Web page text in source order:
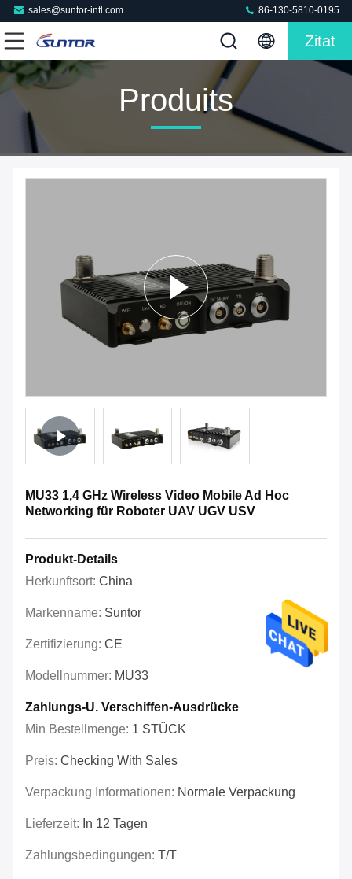
sales@suntor-intl.com 86-130-5810-0195
Zitat
Produits
MU33 1,4 GHz Wireless Video Mobile Ad Hoc
Networking für Roboter UAV UGV USV
Produkt-Details
Herkunftsort: China
Markenname: Suntor
Zertifizierung: CE
Modellnummer: MU33
Zahlungs-U. Verschiffen-Ausdrücke
Min Bestellmenge: 1 STÜCK
Preis: Checking With Sales
Verpackung Informationen: Normale Verpackung
Lieferzeit: In 12 Tagen
Zahlungsbedingungen: T/T